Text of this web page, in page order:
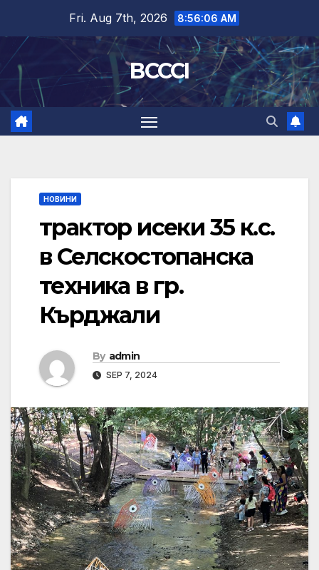
content
Fri. Aug 7th, 2026 8:56:07 AM
BCCCI
НОВИНИ
трактор исеки 35 к.с.
в Селскостопанска
техника в гр.
Кърджали
By admin
SEP 7, 2024